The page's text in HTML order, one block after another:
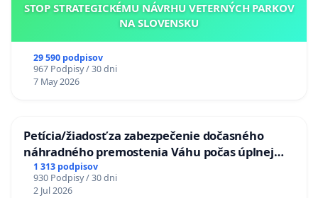
STOP STRATEGICKÉMU NÁVRHU VETERNÝCH PARKOV
NA SLOVENSKU
29 590 podpisov
967 Podpisy / 30 dni
7 May 2026
Petícia/žiadosť za zabezpečenie dočasného
náhradného premostenia Váhu počas úplnej
uzávery Vážskeho mosta v Komárne
1 313 podpisov
930 Podpisy / 30 dni
2 Jul 2026